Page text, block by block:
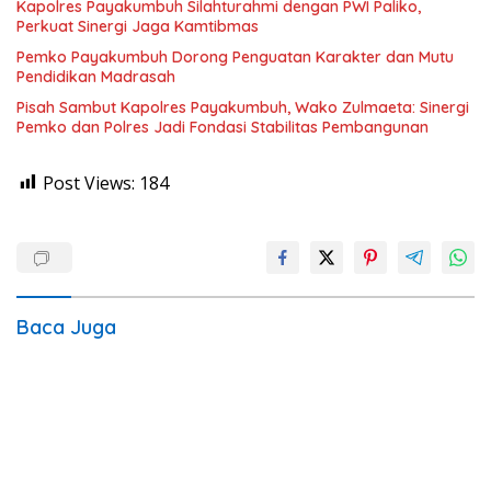
Kapolres Payakumbuh Silahturahmi dengan PWI Paliko,
Perkuat Sinergi Jaga Kamtibmas
Pemko Payakumbuh Dorong Penguatan Karakter dan Mutu
Pendidikan Madrasah
Pisah Sambut Kapolres Payakumbuh, Wako Zulmaeta: Sinergi
Pemko dan Polres Jadi Fondasi Stabilitas Pembangunan
Post Views: 184
Baca Juga